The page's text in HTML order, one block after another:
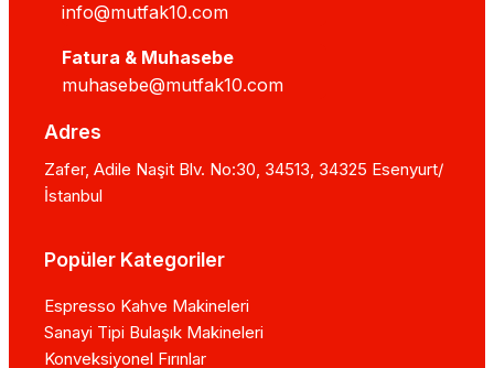
info@mutfak10.com
Fatura & Muhasebe
muhasebe@mutfak10.com
Adres
Zafer, Adile Naşit Blv. No:30, 34513, 34325 Esenyurt/
İstanbul
Popüler Kategoriler
Espresso Kahve Makineleri
Sanayi Tipi Bulaşık Makineleri
Konveksiyonel Fırınlar